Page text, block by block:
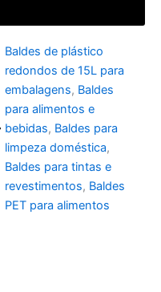
Baldes de plástico
redondos de 15L para
embalagens, Baldes
para alimentos e
bebidas, Baldes para
limpeza doméstica,
Baldes para tintas e
revestimentos, Baldes
PET para alimentos